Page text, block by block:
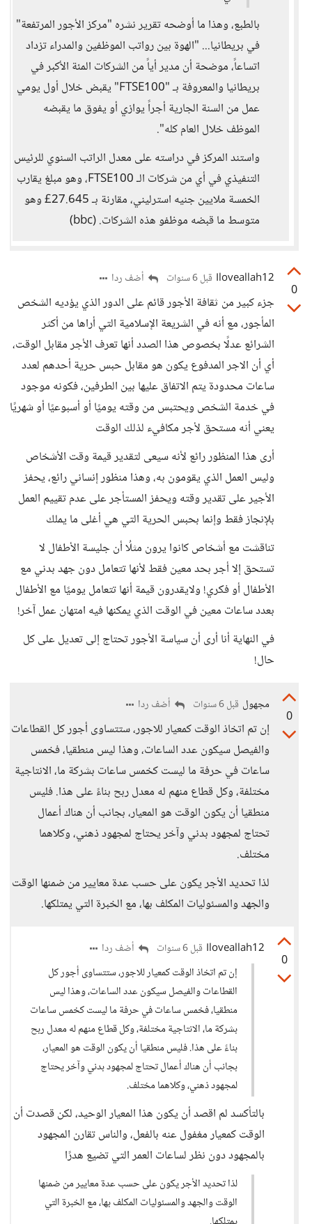
بالطبع، وهذا ما أوضحه تقرير نشره "مركز الأجور المرتفعة"
في بريطانيا... "الهوة بين رواتب الموظفين والمدراء تزداد
اتساعاً، موضحة أن مدير أياً من الشركات المئة الأكبر في
بريطانيا والمعروفة بـ "FTSE100" يقبض خلال أول يومي
عمل من السنة الجارية أجراً يوازي أو يفوق ما يقبضه
الموظف خلال العام كله".
واستند المركز في دراسته على معدل الراتب السنوي للرئيس
التنفيذي في أي من شركات الـ FTSE100، وهو مبلغ يقارب
الخمسة ملايين جنيه استرليني، مقارنة بـ 27.645£ وهو
متوسط ما قبضه موظفو هذه الشركات. (bbc)
0
Iloveallah12 قبل 6 سنوات أضف ردا
جزء كبير من ثقافة الأجور قائم على الدور الذي يؤديه الشخص
المأجور، مع أنه في الشريعة الإسلامية التي أراها من أكثر
الشرائع عدلًا بخصوص هذا الصدد أنها تعرف الأجر مقابل الوقت،
أي أن الاجر المدفوع يكون هو مقابل حبس حرية أحدهم لعدد
ساعات محدودة يتم الاتفاق عليها بين الطرفين، فكونه موجود
في خدمة الشخص ويحتبس من وقته يوميًا أو أسبوعيًا أو شهريًا
يعني أنه مستحق لأجر مكافيء لذلك الوقت
أرى هذا المنظور رائع لأنه سيعى لتقدير قيمة وقت الأشخاص
وليس العمل الذي يقومون به، وهذا منظور إنساني رائع، يحفز
الأجير على تقدير وقته ويحفز المستأجر على عدم تقييم العمل
بلإنجاز فقط وإنما بحبس الحرية التي هي أغلى ما يملك
تناقشت مع أشخاص كانوا يرون مثلُا أن جليسة الأطفال لا
تستحق إلا أجر بحد معين فقط لأنها تتعامل دون جهد بدني مع
الأطفال أو فكري! ولايقدرون قيمة أنها تتعامل يوميًا مع الأطفال
بعدد ساعات معين في الوقت الذي يمكنها فيه امتهان عمل آخر!
في النهاية أنا أرى أن سياسة الأجور تحتاج إلى تعديل على كل
حال!
0
مجهول قبل 6 سنوات أضف ردا
إن تم اتخاذ الوقت كمعيار للاجور، ستتساوى أجور كل القطاعات
والفيصل سيكون عدد الساعات، وهذا ليس منطقيا، فخمس
ساعات في حرفة ما ليست كخمس ساعات بشركة ما، الانتاجية
مختلفة، وكل قطاع منهم له معدل ربح بناءً على هذا. فليس
منطقيا أن يكون الوقت هو المعيار، بجانب أن هناك أعمال
تحتاج لمجهود بدني وآخر يحتاج لمجهود ذهني، وكلاهما
مختلف.
لذا تحديد الأجر يكون على حسب عدة معايير من ضمنها الوقت
والجهد والمسئوليات المكلف بها، مع الخبرة التي يمتلكها.
0
Iloveallah12 قبل 6 سنوات
أضف ردا
إن تم اتخاذ الوقت كمعيار للاجور، ستتساوى أجور كل
القطاعات والفيصل سيكون عدد الساعات، وهذا ليس
منطقيا، فخمس ساعات في حرفة ما ليست كخمس ساعات
بشركة ما، الانتاجية مختلفة، وكل قطاع منهم له معدل ربح
بناءً على هذا. فليس منطقيا أن يكون الوقت هو المعيار،
بجانب أن هناك أعمال تحتاج لمجهود بدني وآخر يحتاج
لمجهود ذهني، وكلاهما مختلف.
بالتأكسد لم اقصد أن يكون هذا المعيار الوحيد، لكن قصدت أن
الوقت كمعيار مغفول عنه بالفعل، والناس تقارن المجهود
بالمجهود دون نظر لساعات العمر التي تضيع هدرًا
لذا تحديد الأجر يكون على حسب عدة معايير من ضمنها
الوقت والجهد والمسئوليات المكلف بها، مع الخبرة التي